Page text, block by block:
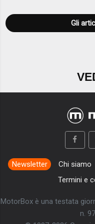
Gli
Newsletter Chi siamo
Termini e
MotorBox è una testata
n.